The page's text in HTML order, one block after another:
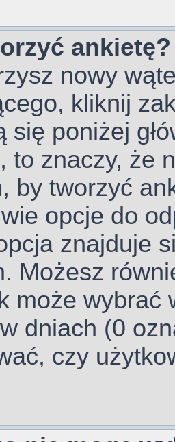
ankietę?
nowy
kliknij
się poniżej
to znaczy, że
by tworzyć
opcje do
znajduje
Możesz
może wybrać
dniach (0
czy